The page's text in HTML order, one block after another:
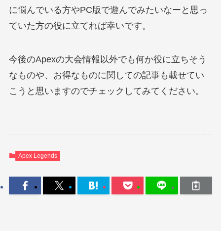
に悩んでいる方やPC版で遊んでみたいなーと思っ
ていた方の役に立てれば幸いです。
今後のApexの大会情報以外でも何か役に立ちそう
なものや、お得なものに関しての記事も載せてい
こうと思いますのでチェックしてみてください。
Apex Legends